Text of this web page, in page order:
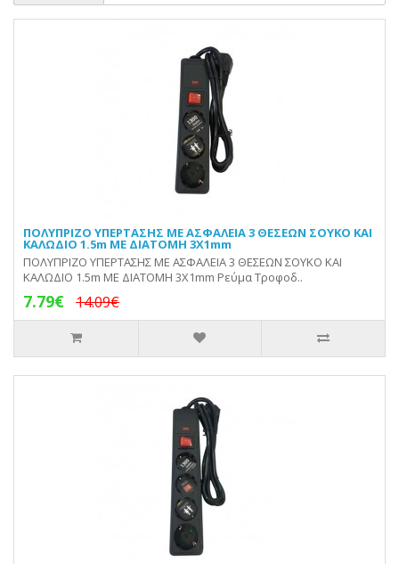
ΠΟΛΥΠΡΙΖΟ ΥΠΕΡΤΑΣΗΣ ΜΕ ΑΣΦΑΛΕΙΑ 3 ΘΕΣΕΩΝ ΣΟΥΚΟ ΚΑΙ
ΚΑΛΩΔΙΟ 1.5m ΜΕ ΔΙΑΤΟΜΗ 3X1mm
ΠΟΛΥΠΡΙΖΟ ΥΠΕΡΤΑΣΗΣ ΜΕ ΑΣΦΑΛΕΙΑ 3 ΘΕΣΕΩΝ ΣΟΥΚΟ ΚΑΙ
ΚΑΛΩΔΙΟ 1.5m ΜΕ ΔΙΑΤΟΜΗ 3X1mm Ρεύμα Τροφοδ..
7.79€ 14.09€